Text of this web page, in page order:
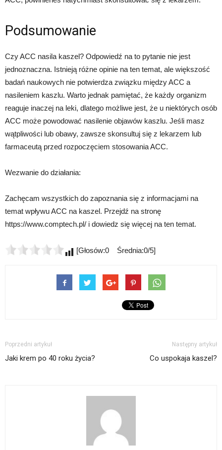
Podsumowanie
Czy ACC nasila kaszel? Odpowiedź na to pytanie nie jest
jednoznaczna. Istnieją różne opinie na ten temat, ale większość
badań naukowych nie potwierdza związku między ACC a
nasileniem kaszlu. Warto jednak pamiętać, że każdy organizm
reaguje inaczej na leki, dlatego możliwe jest, że u niektórych osób
ACC może powodować nasilenie objawów kaszlu. Jeśli masz
wątpliwości lub obawy, zawsze skonsultuj się z lekarzem lub
farmaceutą przed rozpoczęciem stosowania ACC.
Wezwanie do działania:
Zachęcam wszystkich do zapoznania się z informacjami na
temat wpływu ACC na kaszel. Przejdź na stronę
https://www.comptech.pl/ i dowiedz się więcej na ten temat.
[Głosów:0 Średnia:0/5]
Poprzedni artykuł
Jaki krem po 40 roku życia?
Następny artykuł
Co uspokaja kaszel?